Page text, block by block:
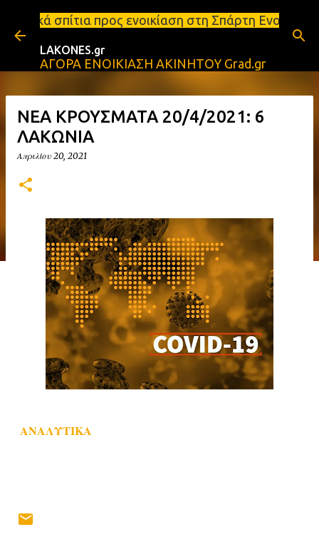
Μετάβαση στο κύριο περιεχόμενο
ενοικίαση στη Σπάρτη Ενοικιάσεις
LAKONES.gr
ΑΓΟΡΑ ΕΝΟΙΚΙΑΣΗ ΑΚΙΝΗΤΟΥ Grad.gr
ΝΕΑ ΚΡΟΥΣΜΑΤΑ 20/4/2021: 6
ΛΑΚΩΝΙΑ
Απριλίου 20, 2021
ΑΝΑΛΥΤΙΚΑ